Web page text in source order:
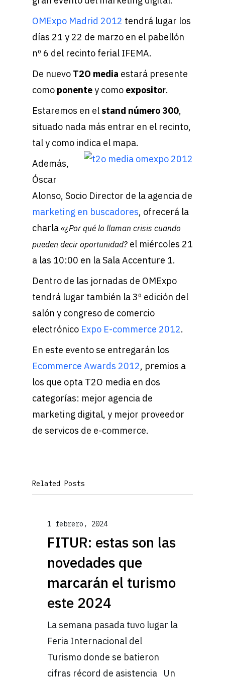
OMExpo Madrid 2012 tendrá lugar los
días 21 y 22 de marzo en el pabellón
nº 6 del recinto ferial IFEMA.
De nuevo T2O media estará presente
como ponentey como expositor.
Estaremos en el stand número 300,
situado nada más entrar en el recinto,
tal y como indica el mapa.
Además,
Óscar
Alonso, Socio Director de la agencia de
marketing en buscadores, ofrecerá la
charla «¿Por qué lo llaman crisis cuando
pueden decir oportunidad? el miércoles 21
a las 10:00 en la Sala Accenture 1.
Dentro de las jornadas de OMExpo
tendrá lugar también la 3º edición del
salón y congreso de comercio
electrónico Expo E-commerce 2012.
En este evento se entregarán los
Ecommerce Awards 2012, premios a
los que opta T2O media en dos
categorías: mejor agencia de
marketing digital, y mejor proveedor
de servicos de e-commerce.
Related Posts
1 febrero, 2024
FITUR: estas son las
novedades que
marcarán el turismo
este 2024
La semana pasada tuvo lugar la
Feria Internacional del
Turismo donde se batieron
cifras récord de asistencia Un